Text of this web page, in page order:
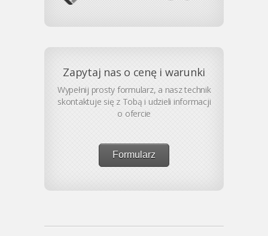
Zapytaj nas o cenę i warunki
Wypełnij prosty formularz, a nasz technik
skontaktuje się z Tobą i udzieli informacji
o ofercie
Formularz